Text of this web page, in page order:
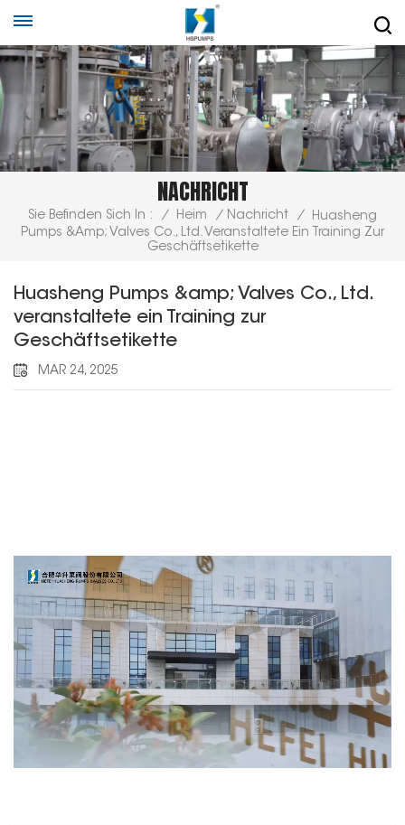
NACHRICHT
Sie Befinden Sich In : / Heim / Nachricht /
Huasheng
Pumps &amp; Valves Co., Ltd. Veranstaltete Ein Training Zur
Geschäftsetikette
Huasheng Pumps &amp; Valves Co., Ltd.
veranstaltete ein Training zur
Geschäftsetikette
MAR 24, 2025